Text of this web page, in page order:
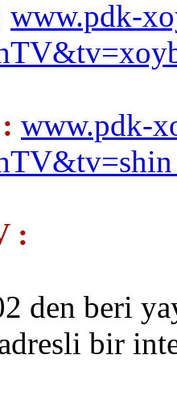
www.pdk-
www.pdk-
:
den beri
bir